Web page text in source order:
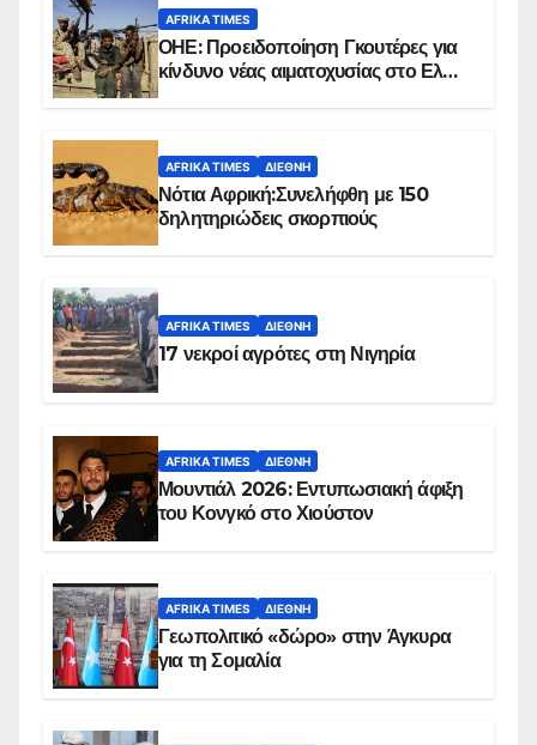
AFRIKA TIMES
ΟΗΕ: Προειδοποίηση Γκουτέρες για
κίνδυνο νέας αιματοχυσίας στο Ελ
AFRIKA TIMES ΔΙΕΘΝΉ
Νότια Αφρική:Συνελήφθη με 150
δηλητηριώδεις σκορπιούς
AFRIKA TIMES ΔΙΕΘΝΉ
17 νεκροί αγρότες στη Νιγηρία
AFRIKA TIMES ΔΙΕΘΝΉ
Μουντιάλ 2026: Εντυπωσιακή άφιξη
του Κονγκό στο Χιούστον
AFRIKA TIMES ΔΙΕΘΝΉ
Γεωπολιτικό «δώρο» στην Άγκυρα
για τη Σομαλία